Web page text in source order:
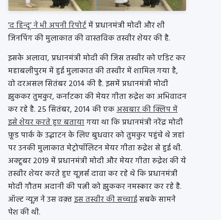
‘द हिन्दू’ ने भी अपनी रिपोर्टमें प्रधानमंत्री मोदी और शी
जिनपिंग की मुलाकात की वास्तविक तस्वीर शेयर की है.
इसके अलावा, प्रधानमंत्री मोदी की जिस तस्वीर को एडिट कर
महाबलीपुरम में हुई मुलाकात की तस्वीर में शामिल गया है,
वो दरअसल सितंबर 2014 की है. इसमें प्रधानमंत्री मोदी
झुककर तुमकुर, कर्नाटका की मेयर गीता रुद्रेश का अभिवादन
कर रहे है. 25 सितंबर, 2014 की एकअखबार की क्लिप में
इसे शेयर करते हुए बतायागया था कि प्रधानमंत्री नरेंद्र मोदी
फ़ूड पार्क के उद्घाटन के लिए बुधवार को तुमकुर पहुंचे थे जहां
पर उनकी मुलाकात मेट्रोपॉलिटन मेयर गीता रुद्रेश से हुई थी.
अक्टूबर 2019 में प्रधानमंत्री मोदी और मेयर गीता रुद्रेश की ये
तस्वीर शेयर करते हुए यूज़र्स दावा कर रहे थे कि प्रधानमंत्री
मोदी गौतम अदानी की पत्नी को झुककर नमस्कार कर रहे है.
ऑल्ट न्यूज़ ने उस वक़्तइस तस्वीर की सच्चाईसबके सामने
पेश की थी.